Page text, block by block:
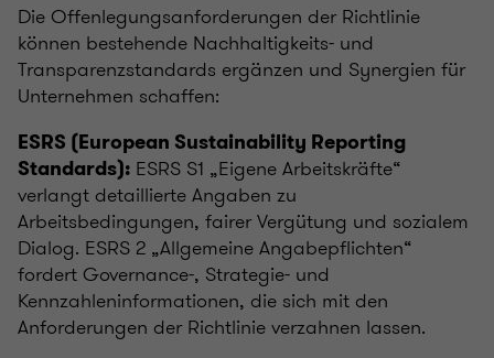
Die Offenlegungsanforderungen der Richtlinie
können bestehende Nachhaltigkeits- und
Transparenzstandards ergänzen und Synergien für
Unternehmen schaffen:
ESRS (European Sustainability Reporting
Standards): ESRS S1 „Eigene Arbeitskräfte“
verlangt detaillierte Angaben zu
Arbeitsbedingungen, fairer Vergütung und sozialem
Dialog. ESRS 2 „Allgemeine Angabepflichten“
fordert Governance-, Strategie- und
Kennzahleninformationen, die sich mit den
Anforderungen der Richtlinie verzahnen lassen.